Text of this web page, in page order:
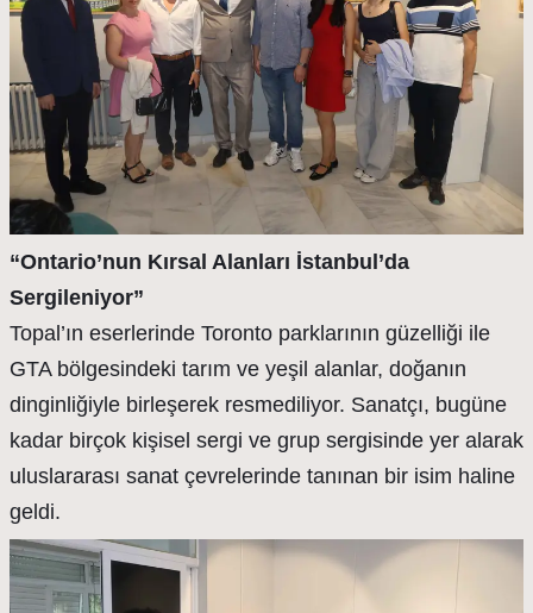
“Ontario’nun Kırsal Alanları İstanbul’da
Sergileniyor”
Topal’ın eserlerinde Toronto parklarının güzelliği ile
GTA bölgesindeki tarım ve yeşil alanlar, doğanın
dinginliğiyle birleşerek resmediliyor. Sanatçı, bugüne
kadar birçok kişisel sergi ve grup sergisinde yer alarak
uluslararası sanat çevrelerinde tanınan bir isim haline
geldi.